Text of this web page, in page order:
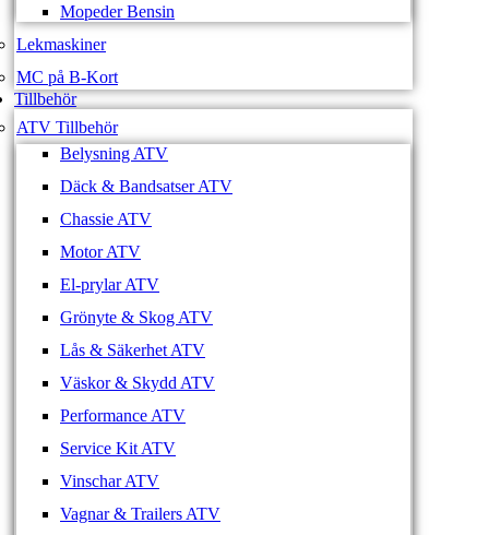
Mopeder Bensin
Lekmaskiner
MC på B-Kort
Tillbehör
ATV Tillbehör
Belysning ATV
Däck & Bandsatser ATV
Chassie ATV
Motor ATV
El-prylar ATV
Grönyte & Skog ATV
Lås & Säkerhet ATV
Väskor & Skydd ATV
Performance ATV
Service Kit ATV
Vinschar ATV
Vagnar & Trailers ATV